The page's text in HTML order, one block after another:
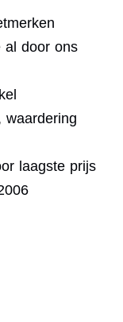
al door ons
waardering
laagste prijs